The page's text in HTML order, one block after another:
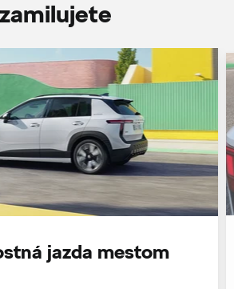
zamilujete
jazda mestom